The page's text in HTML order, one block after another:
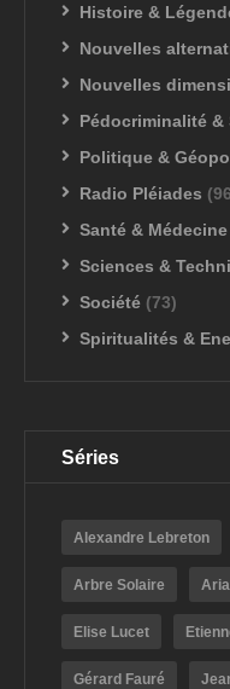
Histoire &
Nouvelles
Nouvelles
Pédocriminalité &
Politique &
Radio Pléiades
Santé & Médecine
Sciences &
Société (73)
Spiritualités &
Séries
Alexandre Lebreton
Arbre Solaire
Elise Lucet
Gérard Fauré